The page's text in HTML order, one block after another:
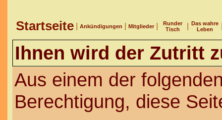
Startseite Ankündigungen Mitglieder
Runder
Tisch
Das wahre
Leben
Ihnen wird der Zutritt
Aus einem der
Berechtigung, diese